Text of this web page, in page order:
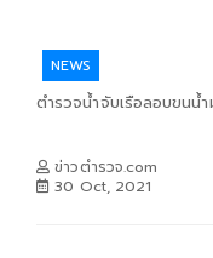
NEWS
ตำรวจน้ำจับเรือลอบขนน้
ข่าวตำรวจ.com
30 Oct, 2021